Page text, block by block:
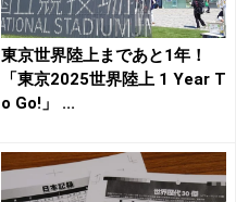
東京世界陸上まであと1年！
「東京2025世界陸上 1 Year T
o Go!」 ...